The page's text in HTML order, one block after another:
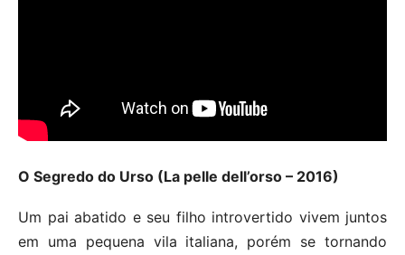
O Segredo do Urso (La pelle dell’orso – 2016)
Um pai abatido e seu filho introvertido vivem juntos
em uma pequena vila italiana, porém se tornando